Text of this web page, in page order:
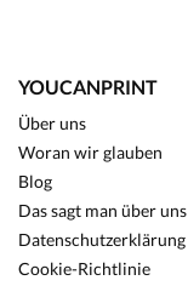
YOUCANPRINT
Über uns
Woran wir glauben
Blog
Das sagt man über uns
Datenschutzerklärung
Cookie-Richtlinie